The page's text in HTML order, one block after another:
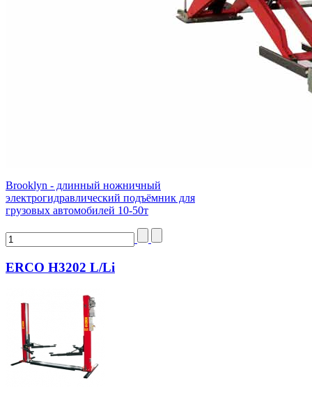
Brooklyn - длинный ножничный
электрогидравлический подъёмник для
грузовых автомобилей 10-50т
ERCO H3202 L/Li